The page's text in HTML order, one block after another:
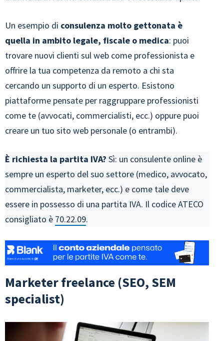
Un esempio di consulenza molto gettonata è
quella in ambito legale, fiscale o medica: puoi
trovare nuovi clienti sul web come professionista e
offrire la tua competenza da remoto a chi sta
cercando un supporto di un esperto. Esistono
piattaforme pensate per raggruppare professionisti
come te (avvocati, commercialisti, ecc.) oppure puoi
creare un tuo sito web personale (o entrambi).
È richiesta la partita IVA? Sì: un consulente online è
sempre un esperto del suo settore (medico, avvocato,
commercialista, marketer, ecc.) e come tale deve
essere in possesso di una partita IVA. Il codice ATECO
consigliato è 70.22.09.
Marketer freelance (SEO, SEM
specialist)